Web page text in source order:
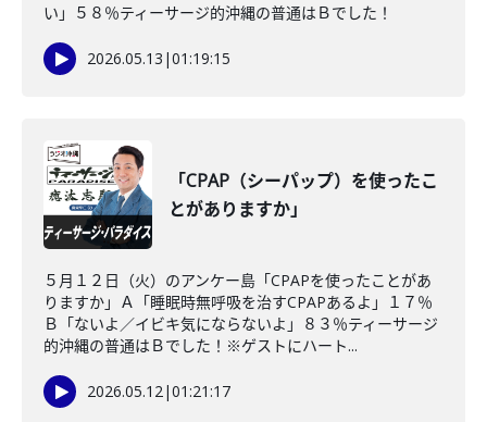
い」５８％ティーサージ的沖縄の普通はＢでした！
2026.05.13 |01:19:15
「CPAP（シーパップ）を使ったこ
とがありますか」
５月１２日（火）のアンケー島「CPAPを使ったことがあ
りますか」Ａ「睡眠時無呼吸を治すCPAPあるよ」１７％
Ｂ「ないよ／イビキ気にならないよ」８３％ティーサージ
的沖縄の普通はＢでした！※ゲストにハート...
2026.05.12|01:21:17